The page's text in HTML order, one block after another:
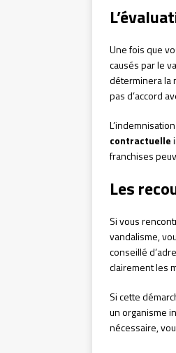
Une fois que
causés par le
déterminera la
pas d’accord
contractuelle
franchises
Les
Si vous
vandalisme,
conseillé
clairement les
Si cette
un organisme
nécessaire,